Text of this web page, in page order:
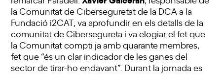
la Comunitat de Ciberseguretat de la DCA a la
Fundació i2CAT, va aprofundir en els detalls de la
comunitat de Cibersegureta i va elogiar el fet que
la Comunitat compti ja amb quarante membres,
fet que “és un clar indicador de les ganes del
sector de tirar-ho endavant”. Durant la jornada es